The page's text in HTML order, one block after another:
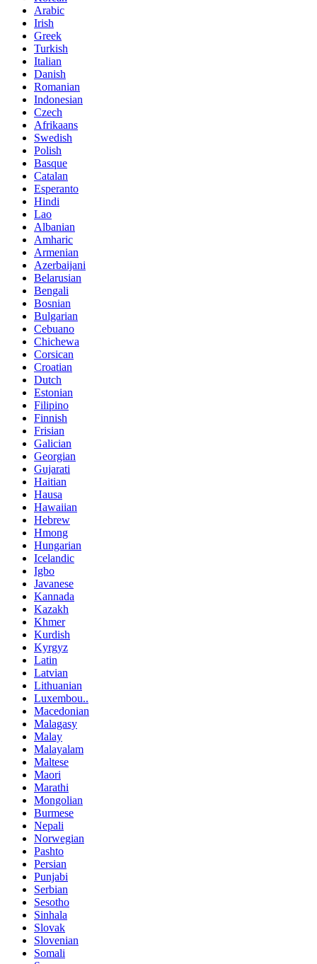
Arabic
Irish
Greek
Turkish
Italian
Danish
Romanian
Indonesian
Czech
Afrikaans
Swedish
Polish
Basque
Catalan
Esperanto
Hindi
Lao
Albanian
Amharic
Armenian
Azerbaijani
Belarusian
Bengali
Bosnian
Bulgarian
Cebuano
Chichewa
Corsican
Croatian
Dutch
Estonian
Filipino
Finnish
Frisian
Galician
Georgian
Gujarati
Haitian
Hausa
Hawaiian
Hebrew
Hmong
Hungarian
Icelandic
Igbo
Javanese
Kannada
Kazakh
Khmer
Kurdish
Kyrgyz
Latin
Latvian
Lithuanian
Luxembou..
Macedonian
Malagasy
Malay
Malayalam
Maltese
Maori
Marathi
Mongolian
Burmese
Nepali
Norwegian
Pashto
Persian
Punjabi
Serbian
Sesotho
Sinhala
Slovak
Slovenian
Somali